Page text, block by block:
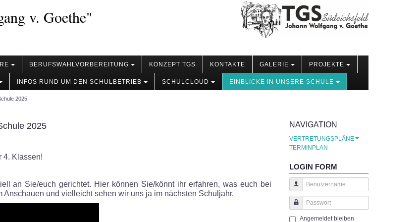
v. Goethe"
BERUFSWAHLVORBEREITUNG KONZEPT TGS KONTAKTE GALERIE PROJEKTE
INFOS RUND UM DEN SCHULBETRIEB SCHULCLOUD EINBLICKE IN UNSERE SCHULE
2025
2025
4. Klassen!
an Sie/euch gerichtet. Hier können Sie/könnt ihr erfahren, was euch bei
Anschauen und vielleicht sehen wir uns ja im nächsten Schuljahr.
NAVIGATION
VERTRETUNGSPLÄNE
TERMINPLAN
LOGIN FORM
Benutzername
Passwort
Angemeldet bleiben